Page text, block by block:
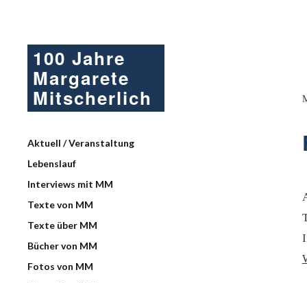
100 Jahre
Margarete
Mitscherlich
Aktuell / Veranstaltung
Lebenslauf
Interviews mit MM
Texte von MM
Texte über MM
Bücher von MM
Fotos von MM